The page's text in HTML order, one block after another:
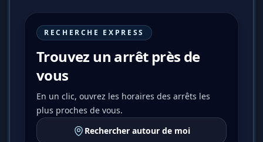
RECHERCHE EXPRESS
Trouvez un arrêt près de
vous
En un clic, ouvrez les horaires des arrêts les
plus proches de vous.
Rechercher autour de moi